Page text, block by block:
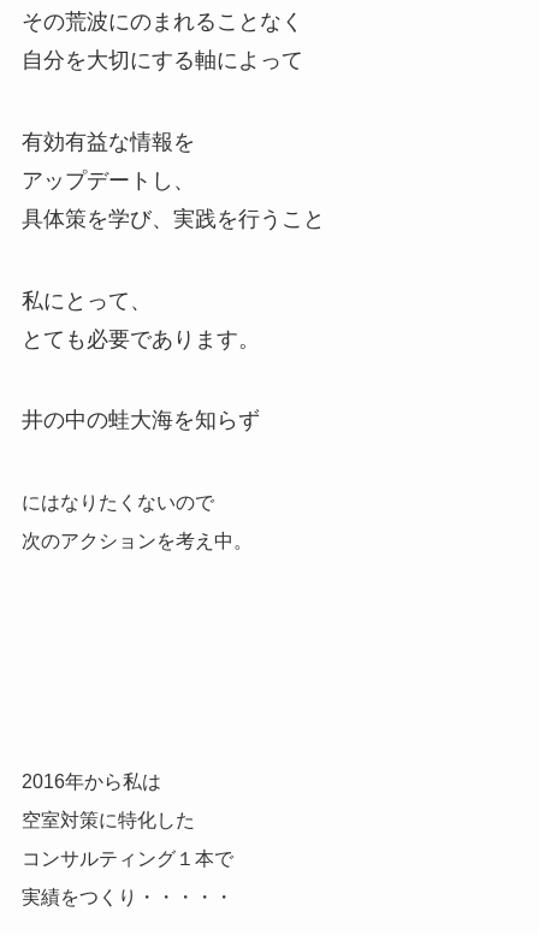
その荒波にのまれることなく
自分を大切にする軸によって
有効有益な情報を
アップデートし、
具体策を学び、実践を行うこと
私にとって、
とても必要であります。
井の中の蛙大海を知らず
にはなりたくないので
次のアクションを考え中。
2016年から私は
空室対策に特化した
コンサルティング１本で
実績をつくり・・・・・